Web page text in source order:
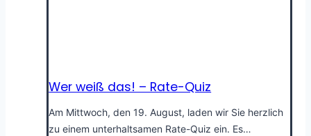
Wer weiß das! – Rate-Quiz
Am Mittwoch, den 19. August, laden wir Sie herzlich
zu einem unterhaltsamen Rate-Quiz ein. Es…